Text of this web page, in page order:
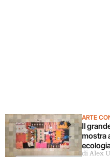
ARTE
Il
mostra
di Alex